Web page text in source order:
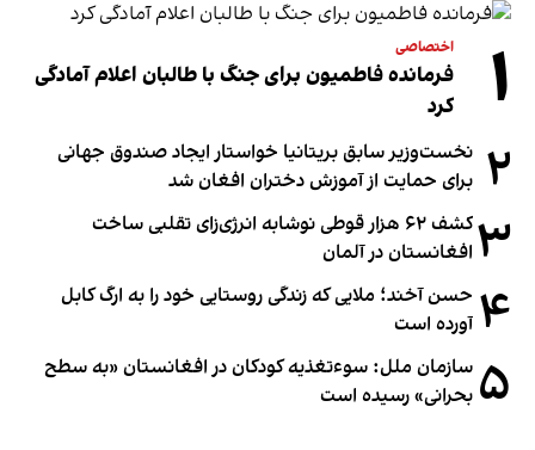
۱ اختصاصی
فرمانده فاطمیون برای جنگ با طالبان اعلام آمادگی
کرد
۲ نخست‌وزیر سابق بریتانیا خواستار ایجاد صندوق جهانی
برای حمایت از آموزش دختران افغان شد
۳
کشف ۶۲ هزار قوطی نوشابه انرژی‌زای تقلبی ساخت
افغانستان در آلمان
۴ حسن آخند؛ ملایی که زندگی روستایی خود را به ارگ کابل
آورده است
۵ سازمان ملل: سوء‌تغذیه کودکان در افغانستان «به سطح
بحرانی» رسیده است